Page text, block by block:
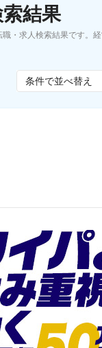
結果
・求人検索結果です。
条件で並べ替え